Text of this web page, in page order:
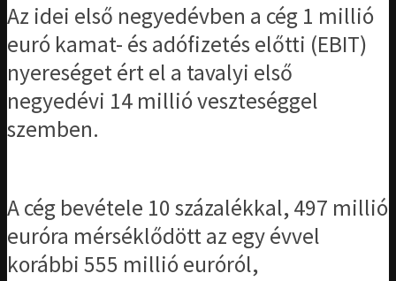
Az idei első negyedévben a cég 1 millió
euró kamat- és adófizetés előtti (EBIT)
nyereséget ért el a tavalyi első
negyedévi 14 millió veszteséggel
szemben.
A cég bevétele 10 százalékkal, 497 millió
euróra mérséklődött az egy évvel
korábbi 555 millió euróról,